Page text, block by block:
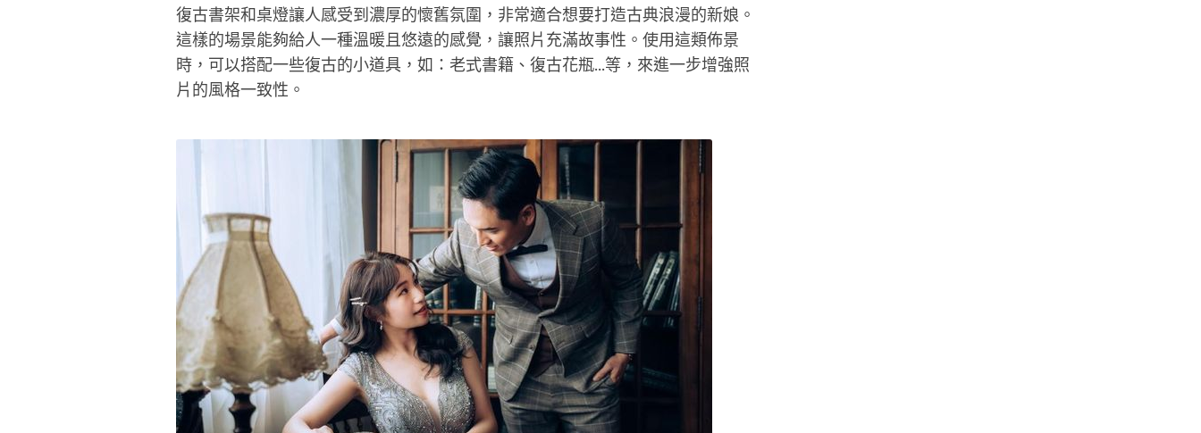
復古書架和桌燈讓人感受到濃厚的懷舊氛圍，非常適合想要打造古典浪漫的新娘。
這樣的場景能夠給人一種溫暖且悠遠的感覺，讓照片充滿故事性。使用這類佈景
時，可以搭配一些復古的小道具，如：老式書籍、復古花瓶...等，來進一步增強照
片的風格一致性。